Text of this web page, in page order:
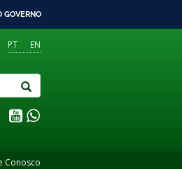
GOVERNO
PT EN
Conosco